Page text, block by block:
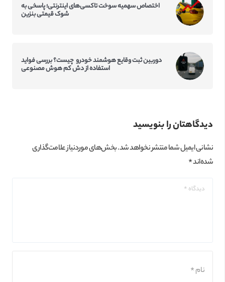
اختصاص سهمیه سوخت تاکسی‌‌های اینترنتی؛ پاسخی به
شوک قیمتی بنزین
دوربین ثبت وقایع هوشمند خودرو چیست؟ بررسی فواید
استفاده از دش کم‌ هوش مصنوعی
دیدگاهتان را بنویسید
نشانی ایمیل شما منتشر نخواهد شد.بخش‌های موردنیاز علامت‌گذاری
شده‌اند*